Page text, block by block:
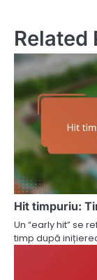
Related
Hit timpuriu:
Un “early hit” se
timp după